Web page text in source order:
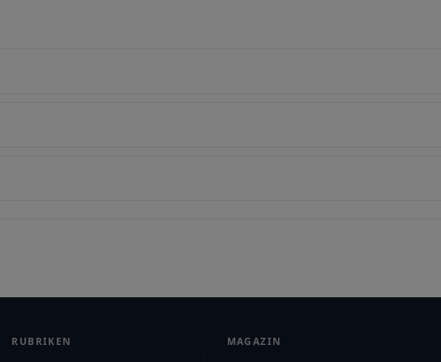
RUBRIKEN MAGAZIN